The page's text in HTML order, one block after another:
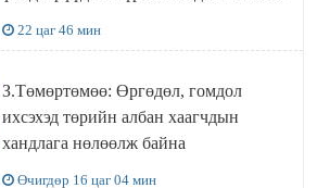
22 цаг 46 мин
З.Төмөртөмөө: Өргөдөл, гомдол
ихсэхэд төрийн албан хаагчдын
хандлага нөлөөлж байна
Өчигдөр 16 цаг 04 мин